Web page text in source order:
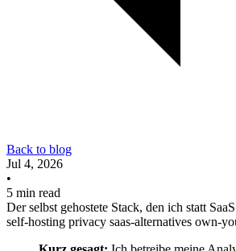
Back to blog
Jul 4, 2026
•
5 min read
Der selbst gehostete Stack, den ich statt
self-hosting privacy saas-alternatives own-